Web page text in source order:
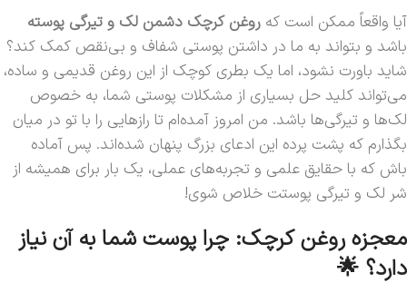
آیا واقعاً ممکن است که روغن کرچک دشمن لک و تیرگی پوسته
باشد و بتواند به ما در داشتن پوستی شفاف و بی‌نقص کمک کند؟
شاید باورت نشود، اما یک بطری کوچک از این روغن قدیمی و ساده،
می‌تواند کلید حل بسیاری از مشکلات پوستی شما، به خصوص
لک‌ها و تیرگی‌ها باشد. من امروز آمده‌ام تا رازهایی را با تو در میان
بگذارم که پشت پرده این ادعای بزرگ پنهان شده‌اند. پس آماده
باش که با حقایق علمی و تجربه‌های عملی، یک بار برای همیشه از
شر لک و تیرگی پوستت خلاص شوی!
معجزه روغن کرچک: چرا پوست شما به آن نیاز
دارد؟ 🌟